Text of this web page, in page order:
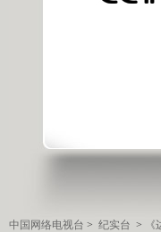
中国网络电视台 > 纪实台 >